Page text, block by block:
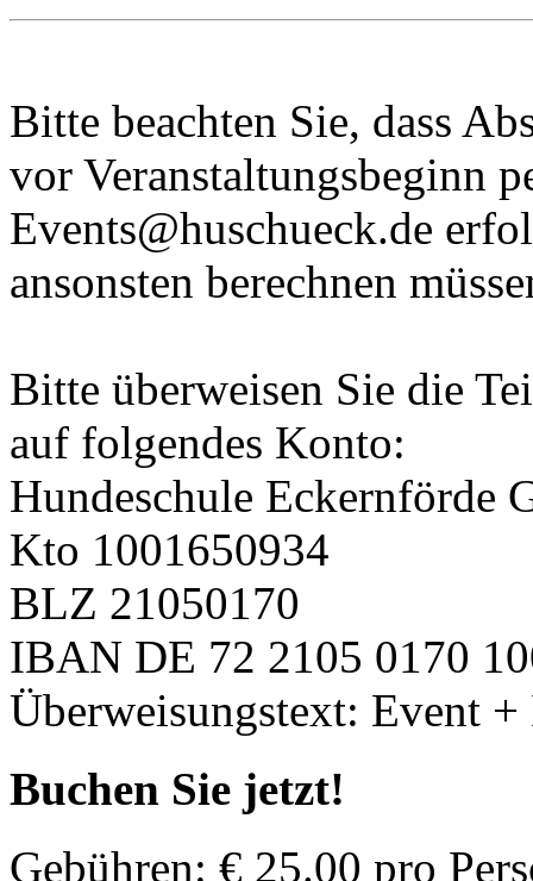
Bitte beachten Sie, dass
vor Veranstaltungsbeginn
Events@huschueck.de
ansonsten berechnen
Bitte überweisen Sie die
auf folgendes Konto:
Hundeschule Eckernförde
Kto 1001650934
BLZ 21050170
IBAN DE 72 2105 0170
Überweisungstext: Event
Buchen Sie jetzt!
Gebühren: € 25.00 pro